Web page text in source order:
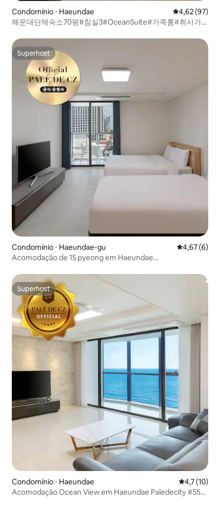
Condomínio ⋅ Haeundae 4,62 de uma
4,62 (97)
해운대단체숙소70평#침실3#OceanSuite#가족룸#취사가
Superhost
Superhost
Condomínio ⋅ Haeundae-gu 4,67 de uma
4,67 (6)
Acomodação de 15 pyeong em Haeundae
de Haeundae#Centro da cidade#Estúdio#Vista da
cidade#JNS
Superhost
Superhost
Condomínio ⋅ Haeundae 4,7 de uma
4,7 (10)
Acomodação Ocean View em Haeundae Paledecity #55